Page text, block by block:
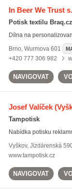
In Beer We Trust
Potisk textilu Braq.cz
Dílna na
Brno, Wurmova 601
+420 777 306 982
NAVIGOVAT
Josef Valíček
Tampotisk
Nabídka potisku
Vyškov, Jízdárenská
www.tampotisk.cz
NAVIGOVAT